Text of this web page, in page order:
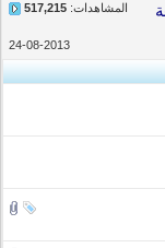
المشاهدات:517,215
24-08-2013